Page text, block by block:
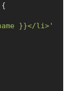
}}</li>'